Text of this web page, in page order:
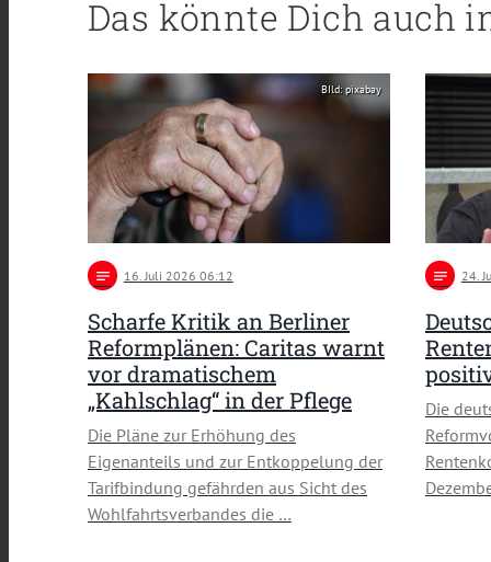
Das könnte Dich auch
BIld: pixabay
notes 16 . Juli 2026 06:12
Scharfe Kritik an Berliner
Reformplänen: Caritas warnt
vor dramatischem
„Kahlschlag“ in der Pflege
Die Pläne zur Erhöhung des
Eigenanteils und zur Entkoppelung der
Tarifbindung gefährden aus Sicht des
Wohlfahrtsverbandes die …
notes 24.
Die